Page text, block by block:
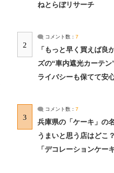
ねとらぼリサーチ
2
コメント数： 7
「もっと早く買えば
ズの“車内遮光カーテ
ライバシーも保てて安
3
コメント数： 7
兵庫県の「ケーキ」の
うまいと思う店はどこ
「デコレーションケー